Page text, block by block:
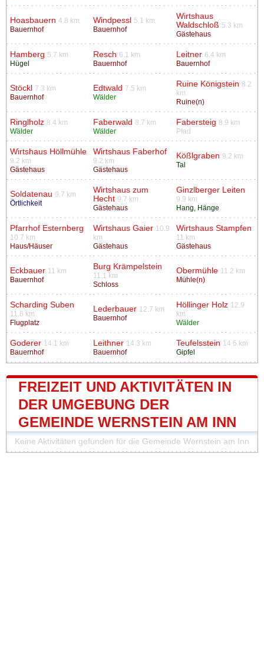
Hoasbauern 4.8 km
Bauernhof
Windpessl 5.1 km
Bauernhof
Wirtshaus
Waldschloß 5.3 km
Gästehaus
Hamberg 5.7 km
Hügel
Resch 6.1 km
Bauernhof
Leitner 6.4 km
Bauernhof
Stöckl 7.3 km
Bauernhof
Edtwald 7.5 km
Wälder
Ruine Königstein 8.2
km
Ruine(n)
Ringlholz 8.4 km
Wälder
Faberwald 8.7 km
Wälder
Fabersteig 8.9 km
Pfad
Wirtshaus Höllmühle
9.2 km
Gästehaus
Wirtshaus Faberhof
9.2 km
Gästehaus
Kößlgraben 9.2 km
Tal
Soldatenau 9.7 km
Örtlichkeit
Wirtshaus zum
Hecht 9.7 km
Gästehaus
Ginzlberger Leiten
9.9 km
Hang, Hänge
Pfarrhof Esternberg
10.7 km
Haus/Häuser
Wirtshaus Gaier 10.9
km
Gästehaus
Wirtshaus Stampfen
11 km
Gästehaus
Eckbauer 11 km
Bauernhof
Burg Krämpelstein
11.1 km
Schloss
Obermühle 11.2 km
Mühle(n)
Scharding Suben
11.6 km
Flugplatz
Lederbauer 12.7 km
Bauernhof
Höllinger Holz 12.9
km
Wälder
Goderer 14.1 km
Bauernhof
Leithner 14.3 km
Bauernhof
Teufelsstein 14.6 km
Gipfel
FREIZEIT UND AKTIVITÄTEN IN
DER UMGEBUNG DER
GEMEINDE WERNSTEIN AM INN
Keine Aktivitäten gefunden für die Gemeinde Wernstein am Inn